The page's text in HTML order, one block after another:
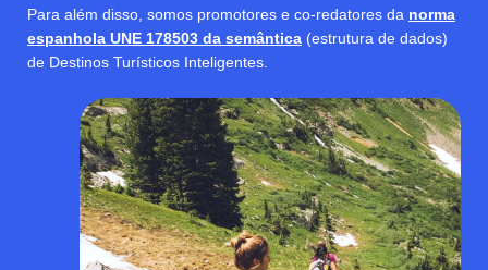
Para além disso, somos promotores e co-redatores da norma
espanhola UNE 178503 da semântica (estrutura de dados)
de Destinos Turísticos Inteligentes.